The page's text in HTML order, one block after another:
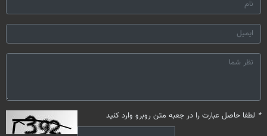
* لطفا حاصل عبارت را در جعبه متن روبرو وارد کنید